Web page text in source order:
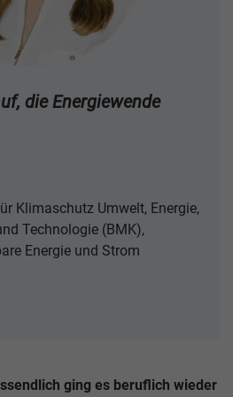
die Energiewende
Klimaschutz Umwelt, Energie,
Technologie (BMK),
Energie und Strom
ging es beruflich wieder